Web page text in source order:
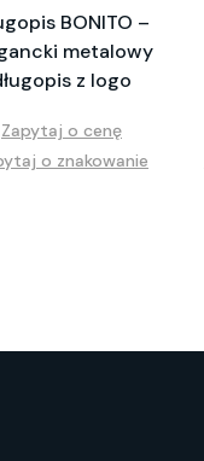
BONITO –
metalowy
z logo
Zapytaj o cenę
o znakowanie